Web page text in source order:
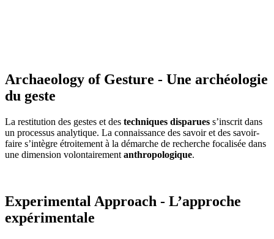
Archaeology of Gesture - Une archéologie
du geste
La restitution des gestes et des techniques disparues s’inscrit dans
un processus analytique. La connaissance des savoir et des savoir-
faire s’intègre étroitement à la démarche de recherche focalisée dans
une dimension volontairement anthropologique.
Experimental Approach - L’approche
expérimentale